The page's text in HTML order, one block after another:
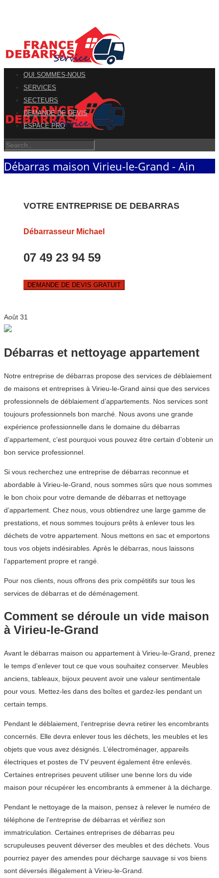
QUI SOMMES-NOUS
SERVICES
SECTEURS
DEMANDE DE DEVIS
ESPACE PRO
Débarras maison Virieu-le-Grand - Ain
VOTRE ENTREPRISE DE DEBARRAS
Débarrasseur Michael
07 49 23 94 59
DEMANDE DE DEVIS GRATUIT
Août 31
Débarras et nettoyage appartement
Notre entreprise de débarras propose des services de déblaiement
de maisons et entreprises à Virieu-le-Grand ainsi que des services
professionnels de déblaiement d’appartements. Nos services sont
toujours professionnels bon marché. Nous avons une grande
expérience professionnelle dans le domaine du débarras
d’appartement, c’est pourquoi vous pouvez être certain d’obtenir un
bon service professionnel.
Si vous recherchez une entreprise de débarras reconnue et
abordable à Virieu-le-Grand, nous sommes sûrs que nous sommes
le bon choix pour votre demande de débarras et nettoyage
d’appartement. Chez nous, vous obtiendrez une large gamme de
prestations, et nous sommes toujours prêts à enlever tous les
déchets de votre appartement. Nous mettons en sac et emportons
tous vos objets indésirables. Après le débarras, nous laissons
l’appartement propre et rangé.
Pour nos clients, nous offrons des prix compétitifs sur tous les
services de débarras et de déménagement.
Comment se déroule un vide maison
à Virieu-le-Grand
Avant le débarras maison ou appartement à Virieu-le-Grand, prenez
le temps d’enlever tout ce que vous souhaitez conserver. Meubles
anciens, tableaux, bijoux peuvent avoir une valeur sentimentale
pour vous. Mettez-les dans des boîtes et gardez-les pendant un
certain temps.
Pendant le déblaiement, l’entreprise devra retirer les encombrants
concernés. Elle devra enlever tous les déchets, les meubles et les
objets que vous avez désignés. L’électroménager, appareils
électriques et postes de TV peuvent également être enlevés.
Certaines entreprises peuvent utiliser une benne lors du vide
maison pour récupérer les encombrants à emmener à la décharge.
Pendant le nettoyage de la maison, pensez à relever le numéro de
téléphone de l’entreprise de débarras et vérifiez son
immatriculation. Certaines entreprises de débarras peu
scrupuleuses peuvent déverser des meubles et des déchets. Vous
pourriez payer des amendes pour décharge sauvage si vos biens
sont déversés illégalement à Virieu-le-Grand.